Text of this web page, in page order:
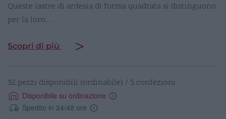
Queste lastre di ardesia di forma quadrata si distinguono
per la loro…
Scopri di più
32 pezzi disponibili (ordinabile) / 5 confezioni
Disponibile su ordinazione
Spedito in 24/48 ore